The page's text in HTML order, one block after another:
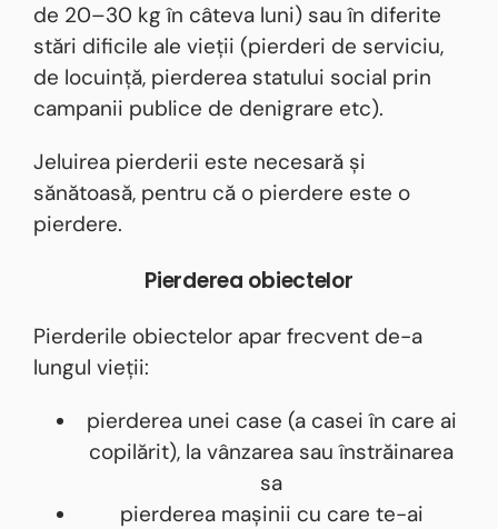
de 20–30 kg în câteva luni) sau în diferite
stări dificile ale vieții (pierderi de serviciu,
de locuință, pierderea statului social prin
campanii publice de denigrare etc).
Jeluirea pierderii este necesară și
sănătoasă, pentru că o pierdere este o
pierdere.
Pierderea obiectelor
Pierderile obiectelor apar frecvent de-a
lungul vieții:
pierderea unei case (a casei în care ai
copilărit), la vânzarea sau înstrăinarea
sa
pierderea mașinii cu care te-ai